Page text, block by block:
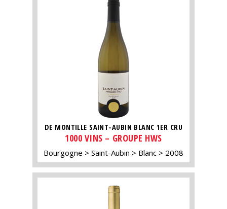
DE MONTILLE SAINT-AUBIN BLANC 1ER CRU
1000 VINS – GROUPE HWS
Bourgogne Saint-Aubin Blanc 2008